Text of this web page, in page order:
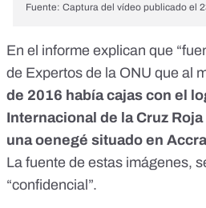
Fuente: Captura del vídeo publicado el
En el informe explican que
de Expertos de la ONU que al
de 2016 había cajas con el
Internacional de la Cruz
una oenegé situado en Accra
La fuente de estas imágenes,
“confidencial”.